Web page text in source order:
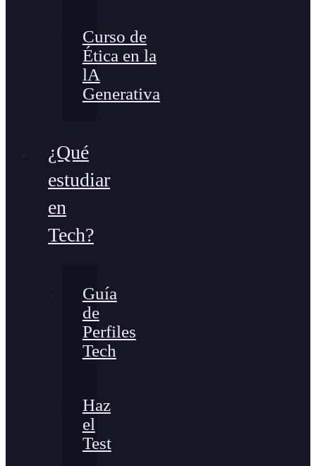
Curso de
Ética en la
lA
Generativa
¿Qué
estudiar
en
Tech?
Guía
de
Perfiles
Tech
Haz
el
Test